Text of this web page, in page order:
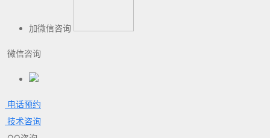
加微信咨询
微信咨询
电话预约
技术咨询